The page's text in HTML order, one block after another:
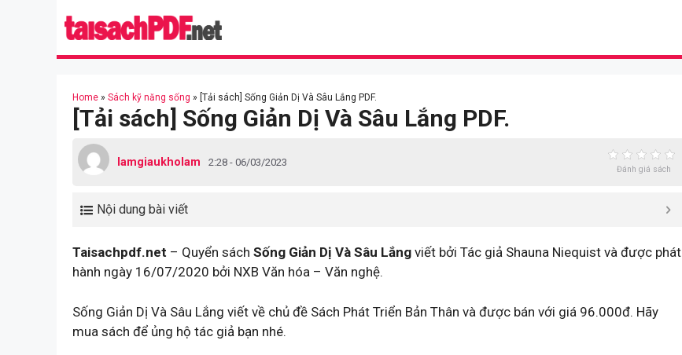
Home » Sách kỹ năng sống » [Tải sách] Sống Giản Dị Và Sâu Lắng PDF.
[Tải sách] Sống Giản Dị Và Sâu Lắng PDF.
lamgiaukholam 2:28 - 06/03/2023
Đánh giá sách
Nội dung bài viết
Taisachpdf.net – Quyển sách Sống Giản Dị Và Sâu Lắng viết bởi Tác giả Shauna Niequist và được phát
hành ngày 16/07/2020 bởi NXB Văn hóa – Văn nghệ.
Sống Giản Dị Và Sâu Lắng viết về chủ đề Sách Phát Triển Bản Thân và được bán với giá 96.000đ. Hãy
mua sách để ủng hộ tác giả bạn nhé.